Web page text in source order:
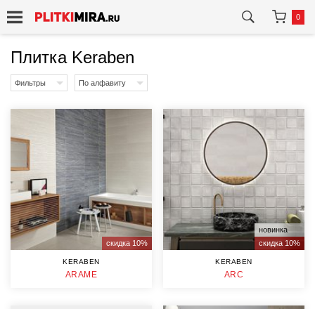
0
Плитка Keraben
Фильтры По алфавиту
скидка 10%
KERABEN
ARAME
новинка
скидка 10%
KERABEN
ARC